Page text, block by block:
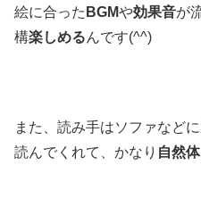
絵に合った BGMや効果音が
構楽しめるんです(^^)
また、読み手はソファなど
読んでくれて、かなり 自然体